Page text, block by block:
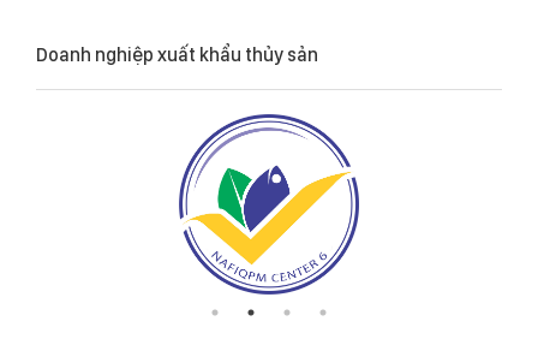
Doanh nghiệp xuất khẩu thủy sản